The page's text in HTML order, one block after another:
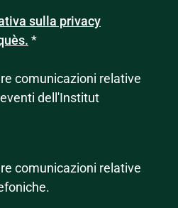
sulla privacy
*
comunicazioni relative
dell'Institut
comunicazioni relative